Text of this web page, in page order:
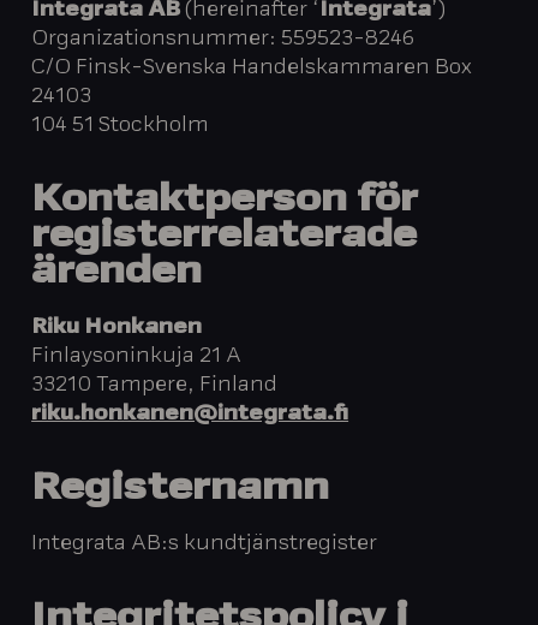
Integrata AB(hereinafter ‘ Integrata’)
Organizationsnummer: 559523-8246
C/O Finsk-Svenska Handelskammaren Box
24103
104 51 Stockholm
Kontaktperson för
registerrelaterade
ärenden
Riku Honkanen
Finlaysoninkuja 21 A
33210 Tampere, Finland
riku.honkanen@integrata.fi
Registernamn
Integrata AB:s kundtjänstregister